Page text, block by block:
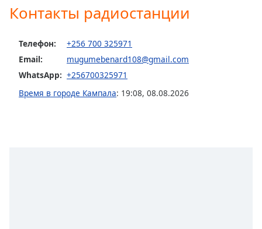
Caption
Area
Background
Color
Контакты радиостанции
Телефон:
+256 700 325971
Email:
mugumebenard108@gmail.com
WhatsApp: +256700325971
Время в городе Кампала: 19:08, 08.08.2026